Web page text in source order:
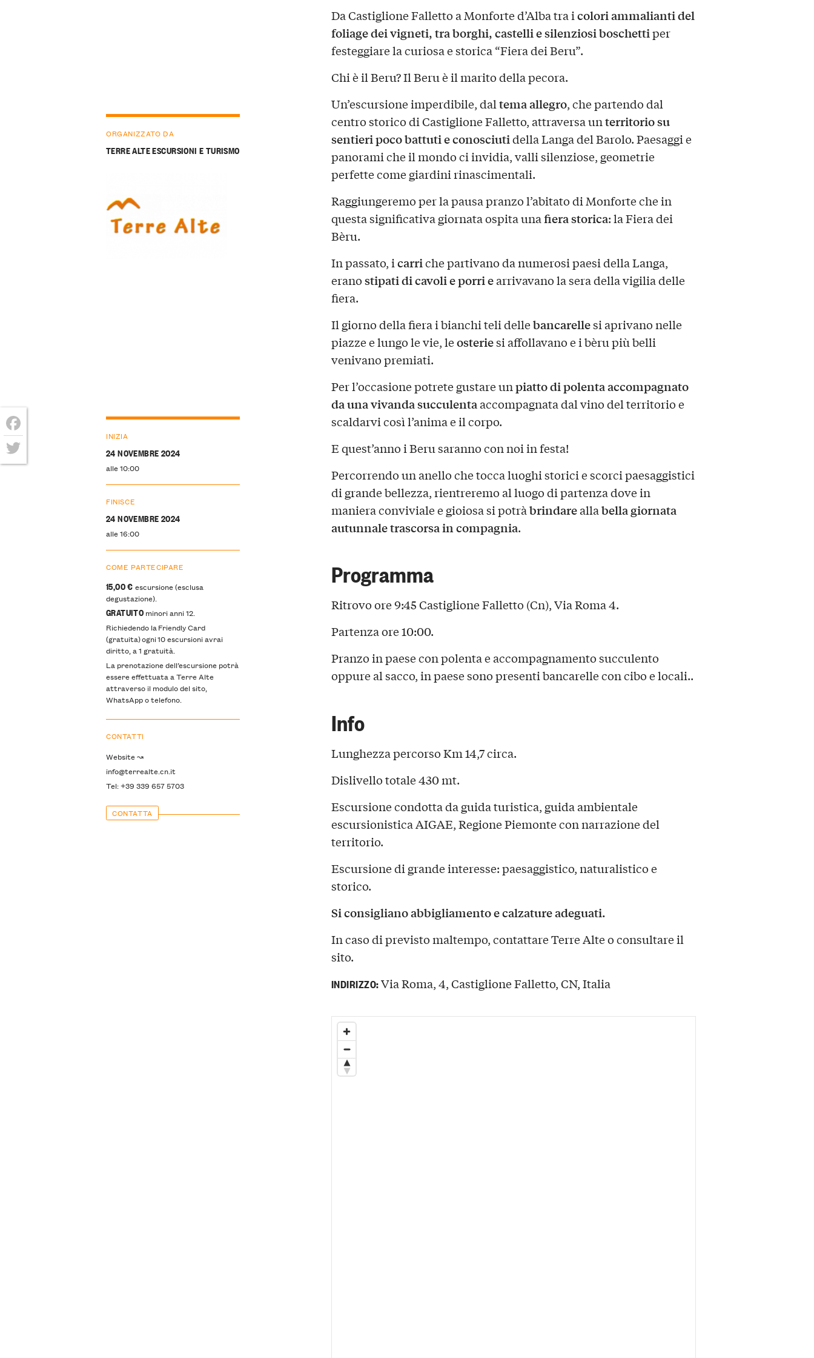
Da Castiglione Falletto a Monforte d’Alba tra icolori ammalianti del
foliage dei vigneti, tra borghi, castelli e silenziosi boschettiper
festeggiare la curiosa e storica “Fiera dei Beru”.
Chi è il Beru? Il Beru è il marito della pecora.
Un’escursione imperdibile, daltema allegro, che partendo dal
centro storico di Castiglione Falletto, attraversa unterritorio su
sentieri poco battuti e conosciutidella Langa del Barolo. Paesaggi e
panorami che il mondo ci invidia, valli silenziose, geometrie
perfette come giardini rinascimentali.
Raggiungeremo per la pausa pranzo l’abitato di Monforte che in
questa significativa giornata ospita unafiera storica: la Fiera dei
Bèru.
In passato, icarriche partivano da numerosi paesi della Langa,
eranostipati di cavoli e porri earrivavano la sera della vigilia delle
fiera.
Il giorno della fiera i bianchi teli dellebancarellesi aprivano nelle
piazze e lungo le vie, leosteriesi affollavano e i bèru più belli
venivano premiati.
Per l’occasione potrete gustare unpiatto di polenta accompagnato
da una vivanda succulentaaccompagnata dal vino del territorio e
scaldarvi così l’anima e il corpo.
E quest’anno i Beru saranno con noi in festa!
Percorrendo un anello che tocca luoghi storici e scorci paesaggistici
di grande bellezza, rientreremo al luogo di partenza dove in
maniera conviviale e gioiosa si potràbrindareallabella giornata
autunnale trascorsa in compagnia.
Programma
Ritrovo ore 9:45 Castiglione Falletto (Cn), Via Roma 4.
Partenza ore 10:00.
Pranzo in paese con polenta e accompagnamento succulento
oppure al sacco, in paese sono presenti bancarelle con cibo e locali..
Info
Lunghezza percorso Km 14,7 circa.
Dislivello totale 430 mt.
Escursione condotta da guida turistica, guida ambientale
escursionistica AIGAE, Regione Piemonte con narrazione del
territorio.
Escursione di grande interesse: paesaggistico, naturalistico e
storico.
Si consigliano abbigliamento e calzature adeguati.
In caso di previsto maltempo, contattare Terre Alte o consultare il
sito.
ORGANIZZATO DA
TERRE ALTE ESCURSIONI E TURISMO
INIZIA
24 NOVEMBRE 2024
alle 10:00
FINISCE
24 NOVEMBRE 2024
alle 16:00
COME PARTECIPARE
15,00 € escursione (esclusa
degustazione).
GRATUITO minori anni 12.
Richiedendo la Friendly Card
(gratuita) ogni 10 escursioni avrai
diritto, a 1 gratuità.
La prenotazione dell’escursione potrà
essere effettuata a Terre Alte
attraverso il modulo del sito,
WhatsApp o telefono.
CONTATTI
Website ↝
info@terrealte.cn.it
Tel: +39 339 657 5703
CONTATTA
INDIRIZZO:Via Roma, 4, Castiglione Falletto, CN, Italia
Facebook
Twitter